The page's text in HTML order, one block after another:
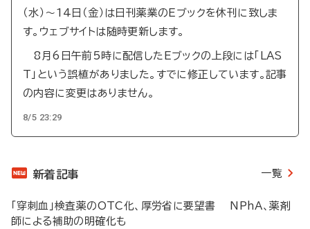
（水）～14日（金）は日刊薬業のEブックを休刊に致しま
す。ウェブサイトは随時更新します。
8月6日午前5時に配信したEブックの上段には「LAS
T」という誤植がありました。すでに修正しています。記事
の内容に変更はありません。
8/5 23:29
新着記事 一覧
「穿刺血」検査薬のOTC化、厚労省に要望書 NPhA、薬剤
師による補助の明確化も